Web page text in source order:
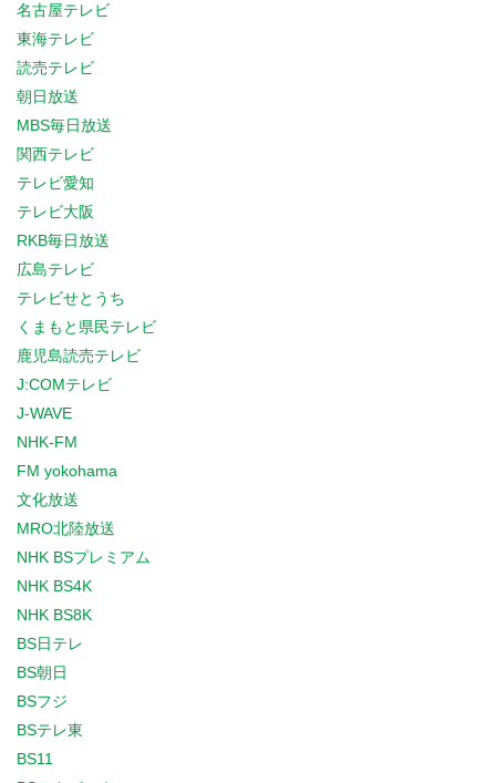
名古屋テレビ
東海テレビ
読売テレビ
朝日放送
MBS毎日放送
関西テレビ
テレビ愛知
テレビ大阪
RKB毎日放送
広島テレビ
テレビせとうち
くまもと県民テレビ
鹿児島読売テレビ
J:COMテレビ
J-WAVE
NHK-FM
FM yokohama
文化放送
MRO北陸放送
NHK BSプレミアム
NHK BS4K
NHK BS8K
BS日テレ
BS朝日
BSフジ
BSテレ東
BS11